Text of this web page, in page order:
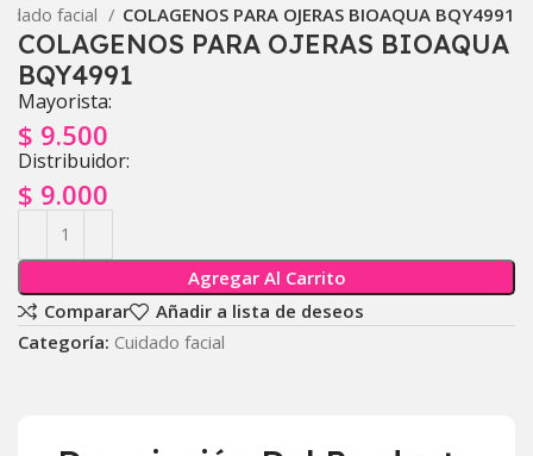
facial COLAGENOS PARA OJERAS BIOAQUA BQY4991
COLAGENOS PARA OJERAS BIOAQUA
BQY4991
Mayorista:
$ 9.500
Distribuidor:
$ 9.000
Agregar Al Carrito
Comparar
Añadir a lista de deseos
Categoría: Cuidado facial